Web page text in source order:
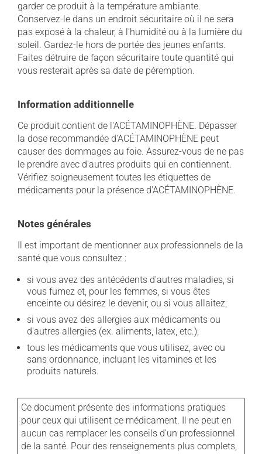
garder ce produit à la température ambiante.
Conservez-le dans un endroit sécuritaire où il ne sera
pas exposé à la chaleur, à l'humidité ou à la lumière du
soleil. Gardez-le hors de portée des jeunes enfants.
Faites détruire de façon sécuritaire toute quantité qui
vous resterait après sa date de péremption.
Information additionnelle
Ce produit contient de l'ACÉTAMINOPHÈNE. Dépasser
la dose recommandée d'ACÉTAMINOPHÈNE peut
causer des dommages au foie. Assurez-vous de ne pas
le prendre avec d'autres produits qui en contiennent.
Vérifiez soigneusement toutes les étiquettes de
médicaments pour la présence d'ACÉTAMINOPHÈNE.
Notes générales
Il est important de mentionner aux professionnels de la
santé que vous consultez :
si vous avez des antécédents d'autres maladies, si
vous fumez et, pour les femmes, si vous êtes
enceinte ou désirez le devenir, ou si vous allaitez;
si vous avez des allergies aux médicaments ou
d'autres allergies (ex. aliments, latex, etc.);
tous les médicaments que vous utilisez, avec ou
sans ordonnance, incluant les vitamines et les
produits naturels.
Ce document présente des informations pratiques
pour ceux qui utilisent ce médicament. Il ne peut en
aucun cas remplacer les conseils d'un professionnel
de la santé. Pour des renseignements plus complets,